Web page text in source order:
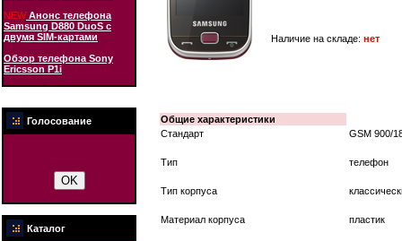
NEWАнонс телефона
Samsung D880 DuoS с
двумя SIM-картами
Обзор телефона Sony
Ericsson P1i
Голосование
Каталог
Наличие на складе: нет
Общие характеристики
Стандарт
GSM 900/
Тип телефон
Тип корпуса
Материал корпуса пластик